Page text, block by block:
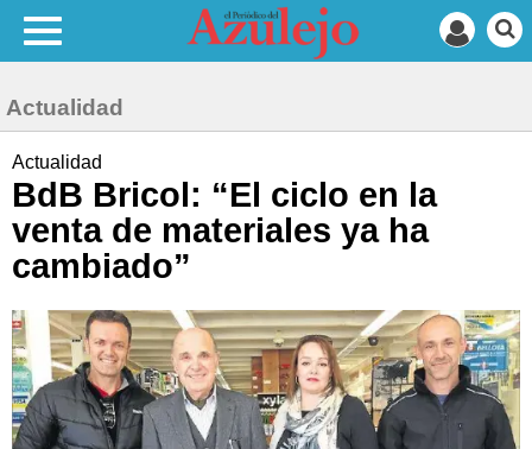
Actualidad
Actualidad
BdB Bricol: “El ciclo en la
venta de materiales ya ha
cambiado”